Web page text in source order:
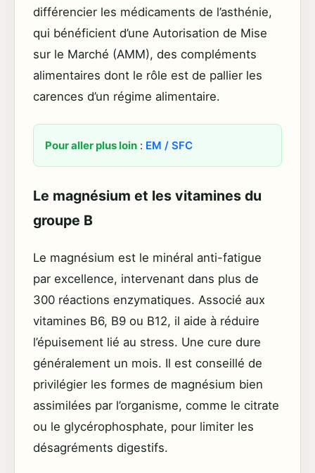
différencier les médicaments de l’asthénie,
qui bénéficient d’une Autorisation de Mise
sur le Marché (AMM), des compléments
alimentaires dont le rôle est de pallier les
carences d’un régime alimentaire.
Pour aller plus loin : EM / SFC
Le magnésium et les vitamines du
groupe B
Le magnésium est le minéral anti-fatigue
par excellence, intervenant dans plus de
300 réactions enzymatiques. Associé aux
vitamines B6, B9 ou B12, il aide à réduire
l’épuisement lié au stress. Une cure dure
généralement un mois. Il est conseillé de
privilégier les formes de magnésium bien
assimilées par l’organisme, comme le citrate
ou le glycérophosphate, pour limiter les
désagréments digestifs.